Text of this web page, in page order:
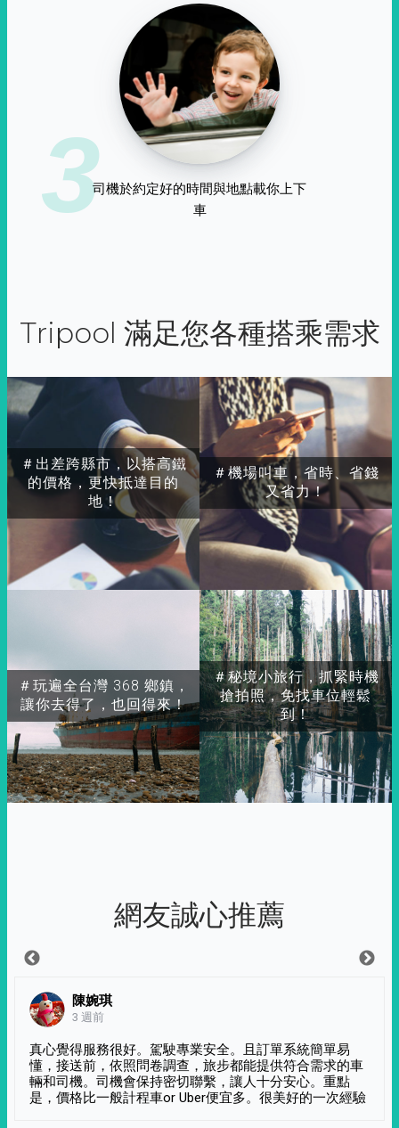
3司機於約定好的時間與地點載你上下
車
Tripool 滿足您各種搭乘需求
＃出差跨縣市，以搭高鐵
的價格，更快抵達目的
地！
＃玩遍全台灣 368 鄉鎮，
讓你去得了，也回得來！
＃秘境小旅行，抓緊時機
搶拍照，免找車位輕鬆
到！
＃機場叫車，省時、省錢
又省力！
網友誠心推薦
陳婉琪
3 週前
真心覺得服務很好。駕駛專業安全。且訂單系統簡單易
懂，接送前，依照問卷調查，旅步都能提供符合需求的車
輛和司機。司機會保持密切聯繫，讓人十分安心。重點
是，價格比一般計程車or Uber便宜多。很美好的一次經驗